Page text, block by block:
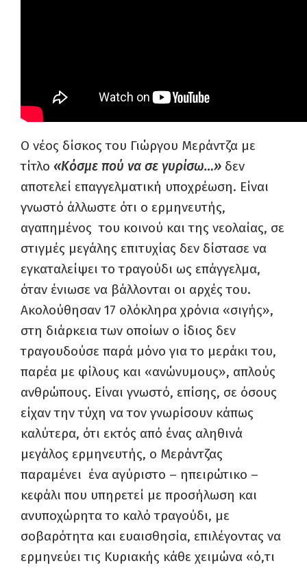
Ο νέος δίσκος του Γιώργου Μεράντζα με
τίτλο «Κόσμε πού να σε γυρίσω…» δεν
αποτελεί επαγγελματική υποχρέωση. Είναι
γνωστό άλλωστε ότι ο ερμηνευτής,
αγαπημένος του κοινού και της νεολαίας, σε
στιγμές μεγάλης επιτυχίας δεν δίστασε να
εγκαταλείψει το τραγούδι ως επάγγελμα,
όταν ένιωσε να βάλλονται οι αρχές του.
Ακολούθησαν 17 ολόκληρα χρόνια «σιγής»,
στη διάρκεια των οποίων ο ίδιος δεν
τραγουδούσε παρά μόνο για το μεράκι του,
παρέα με φίλους και «ανώνυμους», απλούς
ανθρώπους. Είναι γνωστό, επίσης, σε όσους
είχαν την τύχη να τον γνωρίσουν κάπως
καλύτερα, ότι εκτός από ένας αληθινά
μεγάλος ερμηνευτής, ο Μεράντζας
παραμένει ένα αγύριστο – ηπειρώτικο –
κεφάλι που υπηρετεί με προσήλωση και
ανυποχώρητα το καλό τραγούδι, με
σοβαρότητα και ευαισθησία, επιλέγοντας να
ερμηνεύει τις Κυριακής κάθε χειμώνα «ό,τι